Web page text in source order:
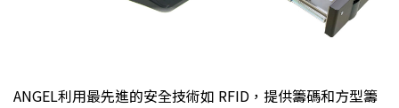
ANGEL利用最先進的安全技術如 RFID，提供籌碼和方型籌